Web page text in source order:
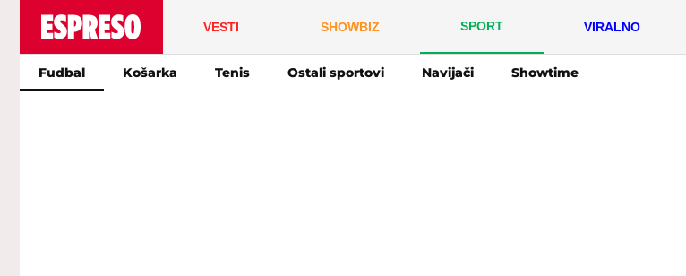
VESTI SHOWBIZ SPORT VIRALNO
Fudbal Košarka Tenis Ostali sportovi Navijači Showtime